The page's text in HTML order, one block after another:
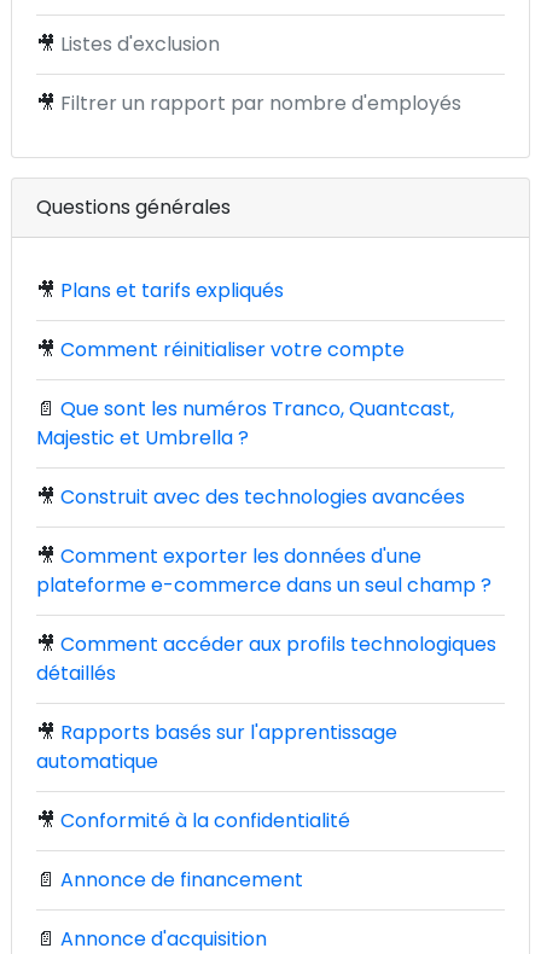
🎥 Listes d'exclusion
🎥 Filtrer un rapport par nombre d'employés
Questions générales
🎥 Plans et tarifs expliqués
🎥 Comment réinitialiser votre compte
📄 Que sont les numéros Tranco, Quantcast,
Majestic et Umbrella ?
🎥 Construit avec des technologies avancées
🎥 Comment exporter les données d'une
plateforme e-commerce dans un seul champ ?
🎥 Comment accéder aux profils technologiques
détaillés
🎥 Rapports basés sur l'apprentissage
automatique
🎥 Conformité à la confidentialité
📄 Annonce de financement
📄 Annonce d'acquisition